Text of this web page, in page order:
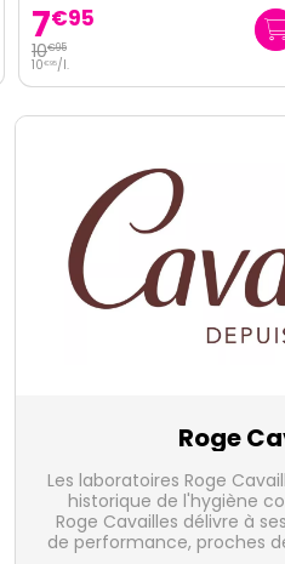
7€95
10€95
10€95/l.
Roge
Les laboratoires Roge
historique de l'hygiène
Roge Cavailles délivre à
de performance, proches